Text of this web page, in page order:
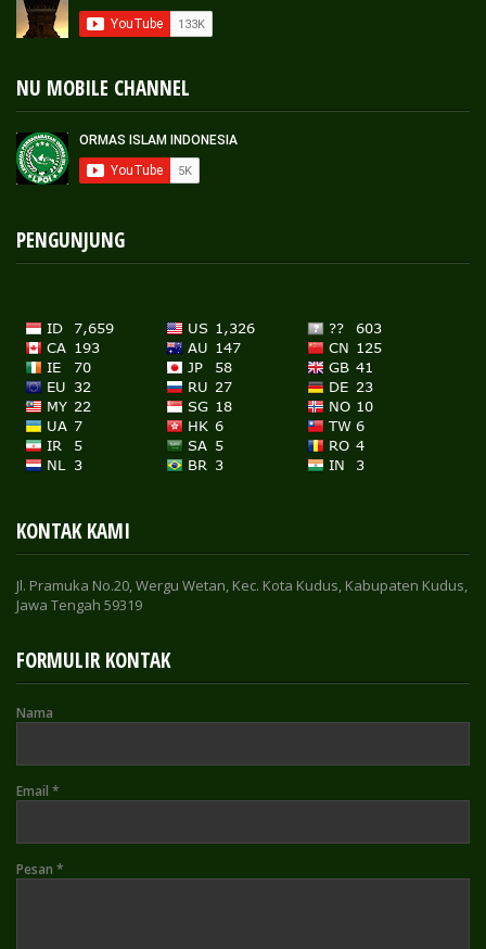
NU MOBILE CHANNEL
PENGUNJUNG
KONTAK KAMI
Jl. Pramuka No.20, Wergu Wetan, Kec. Kota Kudus, Kabupaten Kudus,
Jawa Tengah 59319
FORMULIR KONTAK
Nama
Email *
Pesan *